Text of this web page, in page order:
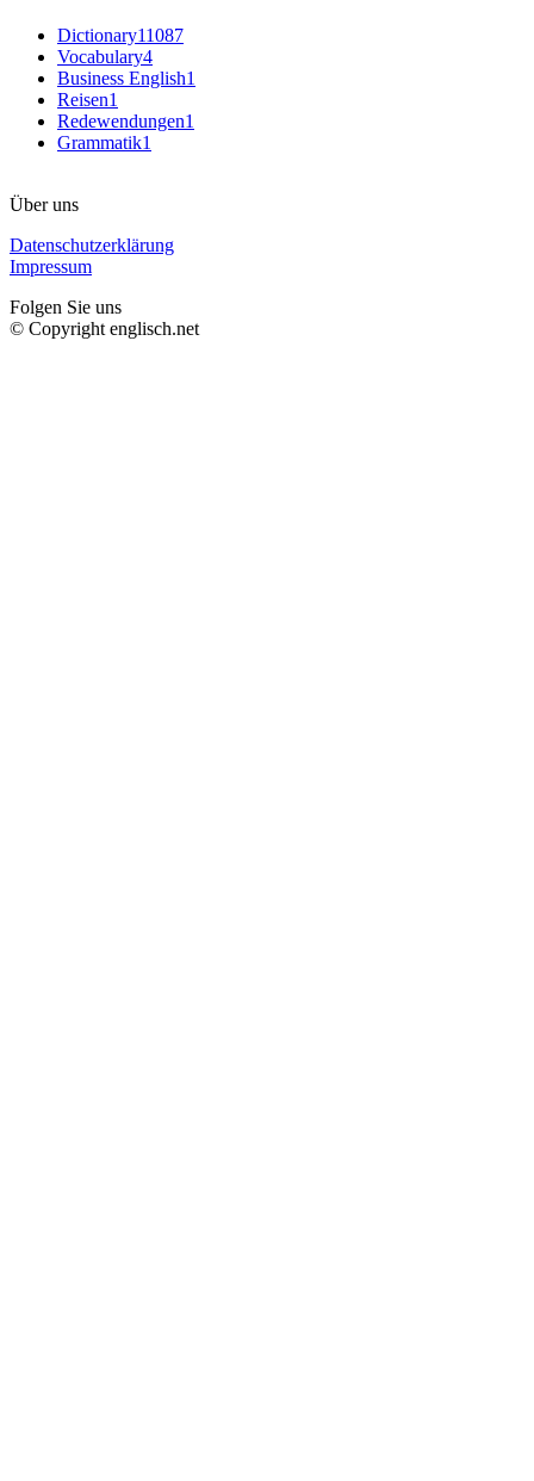
Dictionary11087
Vocabulary4
Business English1
Reisen1
Redewendungen1
Grammatik1
Über uns
Datenschutzerklärung
Impressum
Folgen Sie uns
© Copyright englisch.net